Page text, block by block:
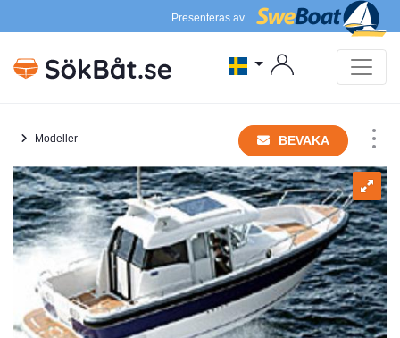
Presenteras av
Modeller BEVAKA